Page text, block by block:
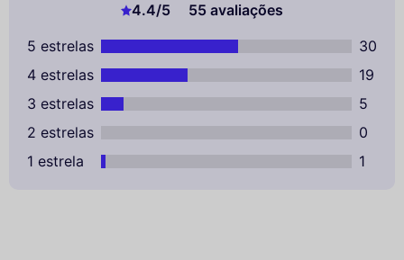
4.4/5
55 avaliações
5 estrelas
30
4 estrelas
19
3 estrelas
5
2 estrelas
0
1 estrela
1